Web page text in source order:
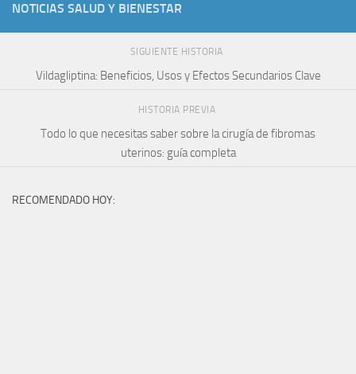
NOTICIAS SALUD Y BIENESTAR
SIGUIENTE HISTORIA
Vildagliptina: Beneficios, Usos y Efectos Secundarios Clave
HISTORIA PREVIA
Todo lo que necesitas saber sobre la cirugía de fibromas
uterinos: guía completa
RECOMENDADO HOY: